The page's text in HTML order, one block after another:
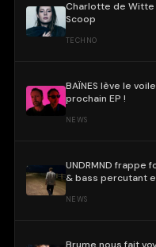
Charlotte de Witte
Scoop
TECHNO
BAÏNES lève le
prochain EP !
NEWS
UNDRMND frappe
& bass percutant
NEWS
Brume nous fait